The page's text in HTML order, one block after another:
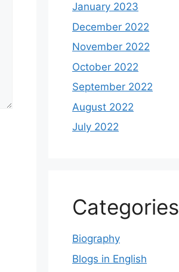
January 2023
December 2022
November 2022
October 2022
September 2022
August 2022
July 2022
Categories
Biography
Blogs in English